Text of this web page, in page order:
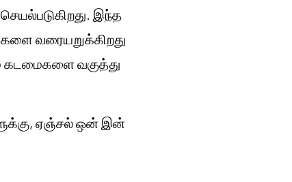
இந்த
வரையறுக்கிறது
கடமைகளை வகுத்து
ஏஞ்சல் ஒன் இன்